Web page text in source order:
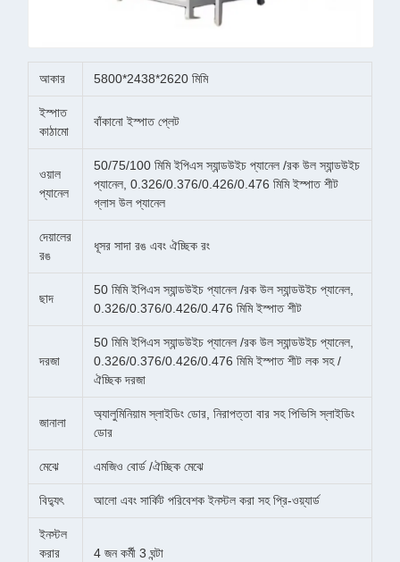
আকার 5800*2438*2620 মিমি
ইস্পাত
কাঠামো
বাঁকানো ইস্পাত প্লেট
ওয়াল
প্যানেল
50/75/100 মিমি ইপিএস স্যান্ডউইচ প্যানেল /রক উল স্যান্ডউইচ
প্যানেল, 0.326/0.376/0.426/0.476 মিমি ইস্পাত শীট
গ্লাস উল প্যানেল
দেয়ালের
রঙ
ধূসর সাদা রঙ এবং ঐচ্ছিক রং
ছাদ
50 মিমি ইপিএস স্যান্ডউইচ প্যানেল /রক উল স্যান্ডউইচ প্যানেল,
0.326/0.376/0.426/0.476 মিমি ইস্পাত শীট
দরজা
50 মিমি ইপিএস স্যান্ডউইচ প্যানেল /রক উল স্যান্ডউইচ প্যানেল,
0.326/0.376/0.426/0.476 মিমি ইস্পাত শীট লক সহ /
ঐচ্ছিক দরজা
জানালা
অ্যালুমিনিয়াম স্লাইডিং ডোর, নিরাপত্তা বার সহ পিভিসি স্লাইডিং
ডোর
মেঝে এমজিও বোর্ড /ঐচ্ছিক মেঝে
বিদ্যুৎ আলো এবং সার্কিট পরিবেশক ইনস্টল করা সহ প্রি-ওয়্যার্ড
ইনস্টল
করার
4 জন কর্মী 3 ঘন্টা